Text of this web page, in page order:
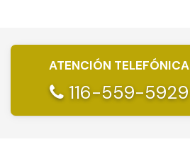
ATENCIÓN TELEFÓNICA
116-559-5929